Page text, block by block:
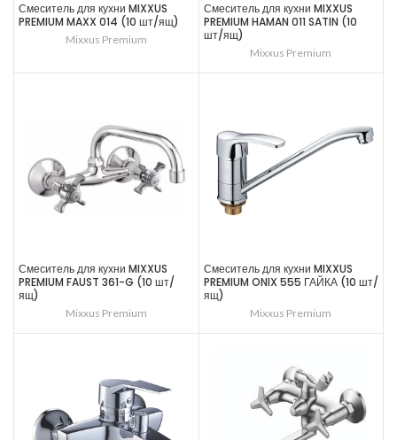
Смеситель для кухни MIXXUS
PREMIUM MAXX 014 (10 шт/ящ)
Mixxus Premium
Смеситель для кухни MIXXUS
PREMIUM HAMAN 011 SATIN (10
шт/ящ)
Mixxus Premium
Смеситель для кухни MIXXUS
PREMIUM FAUST 361-G (10 шт/
ящ)
Mixxus Premium
Смеситель для кухни MIXXUS
PREMIUM ONIX 555 ГАЙКА (10 шт/
ящ)
Mixxus Premium